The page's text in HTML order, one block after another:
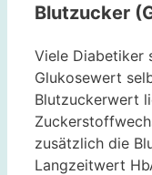
Blutzucker
Viele Diabetiker
Glukosewert
Blutzuckerwert
zusätzlich die
Langzeitwert